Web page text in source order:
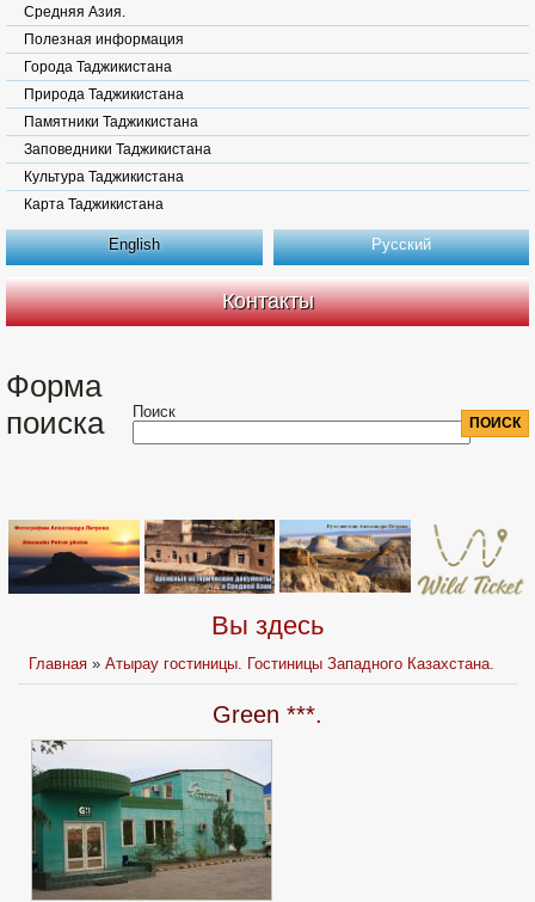
Средняя Азия.
Полезная информация
Города Таджикистана
Природа Таджикистана
Памятники Таджикистана
Заповедники Таджикистана
Культура Таджикистана
Карта Таджикистана
English Русский
Контакты
Форма
поиска
Поиск
Вы здесь
Главная »Атырау гостиницы. Гостиницы Западного Казахстана.
Green ***.